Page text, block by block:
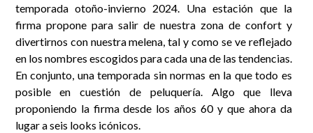
temporada otoño-invierno 2024. Una estación que la
firma propone para salir de nuestra zona de confort y
divertirnos con nuestra melena, tal y como se ve reflejado
en los nombres escogidos para cada una de las tendencias.
En conjunto, una temporada sin normas en la que todo es
posible en cuestión de peluquería. Algo que lleva
proponiendo la firma desde los años 60 y que ahora da
lugar a seis looks icónicos.